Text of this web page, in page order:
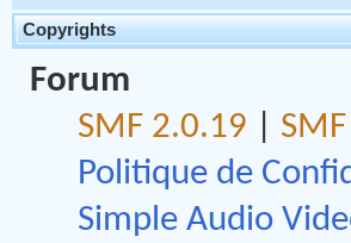
Copyrights
Forum
SMF 2.0.19
Politique de
Simple Audio